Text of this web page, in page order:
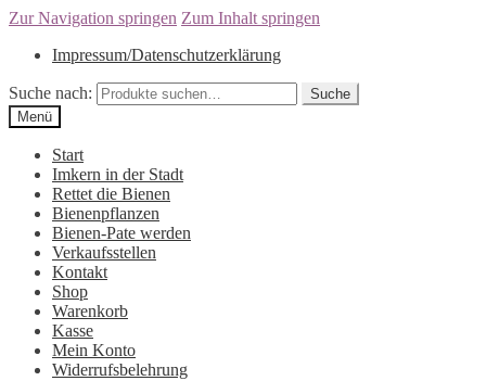
Zur Navigation springen Zum Inhalt springen
Impressum/Datenschutzerklärung
Suche nach:
Suche
Menü
Start
Imkern in der Stadt
Rettet die Bienen
Bienenpflanzen
Bienen-Pate werden
Verkaufsstellen
Kontakt
Shop
Warenkorb
Kasse
Mein Konto
Widerrufsbelehrung